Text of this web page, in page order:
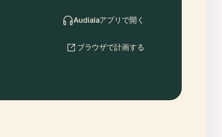
Audialaアプリで開く
ブラウザで計画する